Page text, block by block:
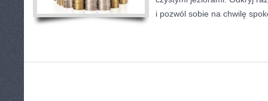
i pozwól sobie na chwilę